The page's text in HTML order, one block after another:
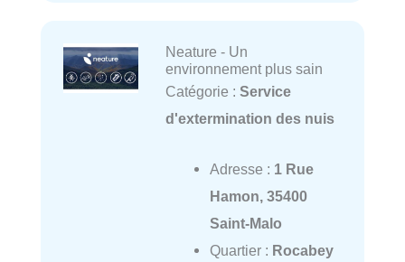
Neature - Un
environnement plus sain
Catégorie : Service
d'extermination des nuis
Adresse : 1 Rue
Hamon, 35400
Saint-Malo
Quartier : Rocabey